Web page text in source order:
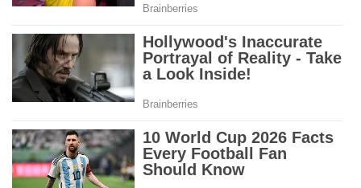
Gündəm
Siyasət
Hadisə
Dünya